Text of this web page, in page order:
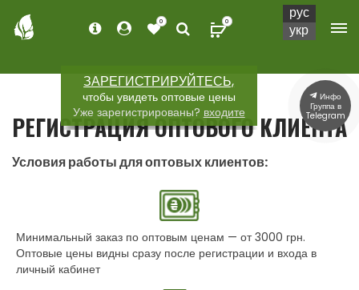
ЗАРЕГИСТРИРУЙТЕСЬ,
чтобы увидеть оптовые цены
Уже зарегистрированы? входите
0 0
РЕГИСТРАЦИЯ ОПТОВОГО КЛИЕНТА
Условия работы для оптовых клиентов:
Минимальный заказ по оптовым ценам — от 3000 грн.
Оптовые цены видны сразу после регистрации и входа в
личный кабинет
рус
укр
Инфо
Группа в
Telegram